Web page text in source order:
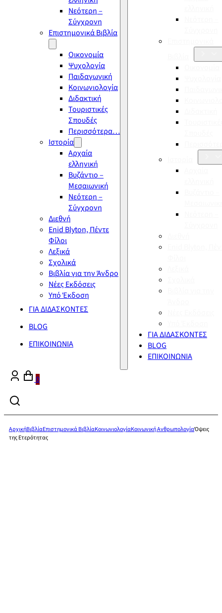
Νεότερη –
Σύγχρονη
Επιστημονικά Βιβλία
Οικονομία
Ψυχολογία
Παιδαγωγική
Κοινωνιολογία
Διδακτική
Τουριστικές
Σπουδές
Περισσότερα…
Ιστορία
Αρχαία
ελληνική
Βυζάντιο –
Μεσαιωνική
Νεότερη –
Σύγχρονη
Διεθνή
Enid Blyton, Πέντε
Φίλοι
Λεξικά
Σχολικά
Βιβλία για την Άνδρο
Νέες Εκδόσεις
Υπό Έκδοση
ΓΙΑ ΔΙΔΑΣΚΟΝΤΕΣ
BLOG
ΕΠΙΚΟΙΝΩΝΙΑ
ΓΙΑ ΔΙΔΑΣΚΟΝΤΕΣ
BLOG
ΕΠΙΚΟΙΝΩΝΙΑ
0
ΑρχικήΒιβλίαΕπιστημονικά ΒιβλίαΚοινωνιολογίαΚοινωνική ΑνθρωπολογίαΌψεις
της Ετερότητας